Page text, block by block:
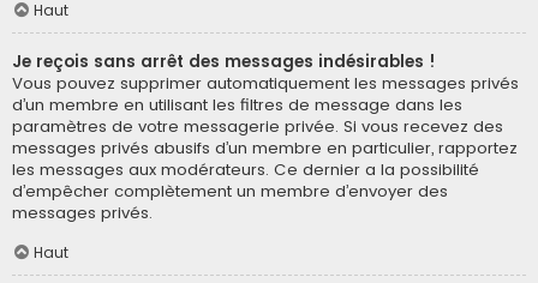
Haut
Je reçois sans arrêt des messages indésirables !
Vous pouvez supprimer automatiquement les messages privés
d’un membre en utilisant les filtres de message dans les
paramètres de votre messagerie privée. Si vous recevez des
messages privés abusifs d’un membre en particulier, rapportez
les messages aux modérateurs. Ce dernier a la possibilité
d’empêcher complètement un membre d’envoyer des
messages privés.
Haut